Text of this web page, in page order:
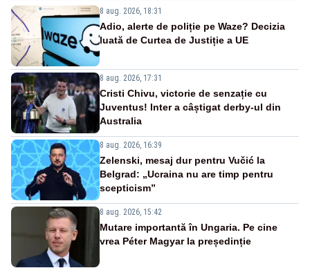
8 aug. 2026, 18:31
Adio, alerte de poliție pe Waze? Decizia
luată de Curtea de Justiție a UE
8 aug. 2026, 17:31
Cristi Chivu, victorie de senzație cu
Juventus! Inter a câștigat derby-ul din
Australia
8 aug. 2026, 16:39
Zelenski, mesaj dur pentru Vučić la
Belgrad: „Ucraina nu are timp pentru
scepticism”
8 aug. 2026, 15:42
Mutare importantă în Ungaria. Pe cine
vrea Péter Magyar la președinție